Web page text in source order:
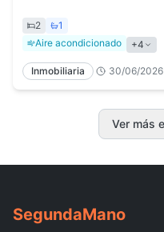
2
1
Aire acondicionado
+4
Inmobiliaria 30/06/2026
Ver más
SegundaMano